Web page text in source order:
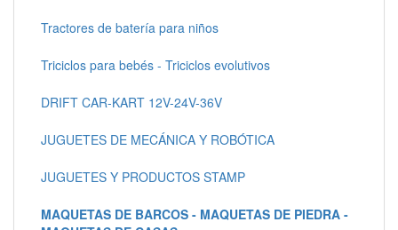
Tractores de batería para niños
Triciclos para bebés - Triciclos evolutivos
DRIFT CAR-KART 12V-24V-36V
JUGUETES DE MECÁNICA Y ROBÓTICA
JUGUETES Y PRODUCTOS STAMP
MAQUETAS DE BARCOS - MAQUETAS DE PIEDRA -